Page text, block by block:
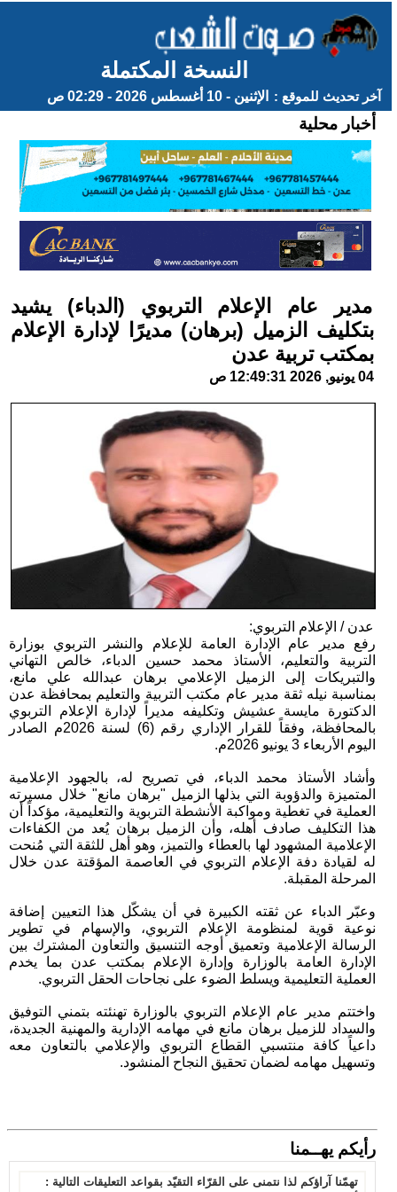
النسخة المكتملة
آخر تحديث للموقع : الإثنين - 10 أغسطس 2026 - 02:29 ص
أخبار محلية
مدير عام الإعلام التربوي (الدباء) يشيد
بتكليف الزميل (برهان) مديرًا لإدارة الإعلام
بمكتب تربية عدن
04 يونيو, 2026 12:49:31 ص
عدن / الإعلام التربوي:
رفع مدير عام الإدارة العامة للإعلام والنشر التربوي بوزارة
التربية والتعليم، الأستاذ محمد حسين الدباء، خالص التهاني
والتبريكات إلى الزميل الإعلامي برهان عبدالله علي مانع،
بمناسبة نيله ثقة مدير عام مكتب التربية والتعليم بمحافظة عدن
الدكتورة مايسة عشيش وتكليفه مديراً لإدارة الإعلام التربوي
بالمحافظة، وفقاً للقرار الإداري رقم (6) لسنة 2026م الصادر
اليوم الأربعاء 3 يونيو 2026م.
وأشاد الأستاذ محمد الدباء، في تصريح له، بالجهود الإعلامية
المتميزة والدؤوبة التي بذلها الزميل "برهان مانع" خلال مسيرته
العملية في تغطية ومواكبة الأنشطة التربوية والتعليمية، مؤكداً أن
هذا التكليف صادف أهله، وأن الزميل برهان يُعد من الكفاءات
الإعلامية المشهود لها بالعطاء والتميز، وهو أهل للثقة التي مُنحت
له لقيادة دفة الإعلام التربوي في العاصمة المؤقتة عدن خلال
المرحلة المقبلة.
وعبّر الدباء عن ثقته الكبيرة في أن يشكّل هذا التعيين إضافة
نوعية قوية لمنظومة الإعلام التربوي، والإسهام في تطوير
الرسالة الإعلامية وتعميق أوجه التنسيق والتعاون المشترك بين
الإدارة العامة بالوزارة وإدارة الإعلام بمكتب عدن بما يخدم
العملية التعليمية ويسلط الضوء على نجاحات الحقل التربوي.
واختتم مدير عام الإعلام التربوي بالوزارة تهنئته بتمني التوفيق
والسداد للزميل برهان مانع في مهامه الإدارية والمهنية الجديدة،
داعياً كافة منتسبي القطاع التربوي والإعلامي بالتعاون معه
وتسهيل مهامه لضمان تحقيق النجاح المنشود.
رأيكم يهــمنا
تهمّنا آراؤكم لذا نتمنى على القرّاء التقيّد بقواعد التعليقات التالية :